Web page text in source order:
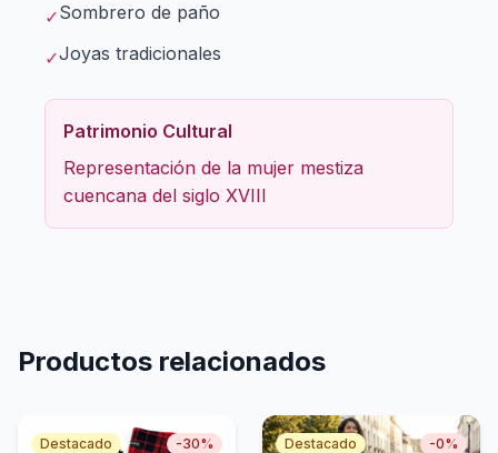
✓Sombrero de paño
✓Joyas tradicionales
Patrimonio Cultural
Representación de la mujer mestiza
cuencana del siglo XVIII
Productos relacionados
Destacado -30% Destacado -0%